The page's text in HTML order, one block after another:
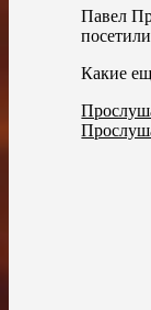
Павел
Какие